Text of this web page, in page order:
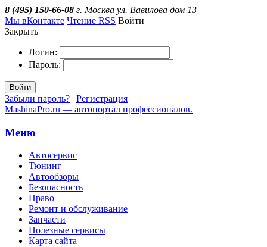
8 (495) 150-66-08 г. Москва ул. Вавилова дом 13
Мы вКонтакте Чтение RSS Войти
Закрыть
Логин:
Пароль:
Войти
Забыли пароль? | Регистрация
MashinaPro.ru — автопортал профессионалов.
Меню
Автосервис
Тюнинг
Автообзоры
Безопасность
Право
Ремонт и обслуживание
Запчасти
Полезные сервисы
Карта сайта